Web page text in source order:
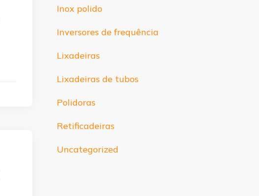
Inox polido
Inversores de frequência
Lixadeiras
Lixadeiras de tubos
Polidoras
Retificadeiras
Uncategorized